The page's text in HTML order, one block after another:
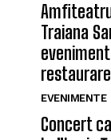
Traiana
restaurare
EVENIMENTE
Concert